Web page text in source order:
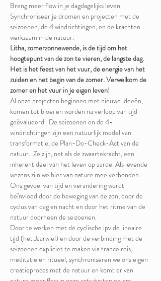
Breng meer flow in je dagdagelijks leven.
Synchroniseer je dromen en projecten met de
seizoenen, de 4 windrichtingen, en de krachten
werkzaam in de natuur:
Litha, zomerzonnewende, is de tijd om het
hoogtepunt van de zon te vieren, de langste dag.
Het is het feest van het vuur, de energie van het
zuiden en het begin van de zomer. Verwelkom de
zomer en het vuur in je eigen leven!
Al onze projecten beginnen met nieuwe ideeën,
komen tot bloei en worden na verloop van tijd
geëvalueerd.  De seizoenen en de 4-
windrichtingen zijn een natuurlijk model van
transformatie, de Plan-Do-Check-Act van de
natuur.  Ze zijn, net als de zwaartekracht, een
inherent deel van het leven op aarde. Als levende
wezens zijn we hier van nature mee verbonden.
Ons gevoel van tijd en verandering wordt
beïnvloed door de beweging van de zon, door de
cyclus van dag en nacht en door het ritme van de
natuur doorheen de seizoenen.
Door te werken met de cyclische ipv de lineaire
tijd (het Jaarwiel) en door de verbinding met de
seizoenen expliciet te maken via trance reis,
meditatie en ritueel, synchroniseren we ons eigen
creatieproces met de natuur en komt er van